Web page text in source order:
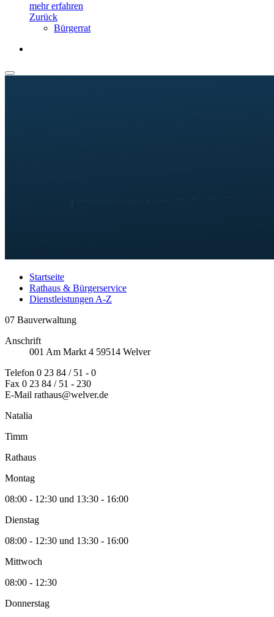
mehr erfahren
Zurück
Bürgerrat
Startseite
Rathaus & Bürgerservice
Dienstleistungen A-Z
07 Bauverwaltung
Anschrift
001 Am Markt 4 59514 Welver
Telefon 0 23 84 / 51 - 0
Fax 0 23 84 / 51 - 230
E-Mail rathaus@welver.de
Natalia
Timm
Rathaus
Montag
08:00 - 12:30 und 13:30 - 16:00
Dienstag
08:00 - 12:30 und 13:30 - 16:00
Mittwoch
08:00 - 12:30
Donnerstag